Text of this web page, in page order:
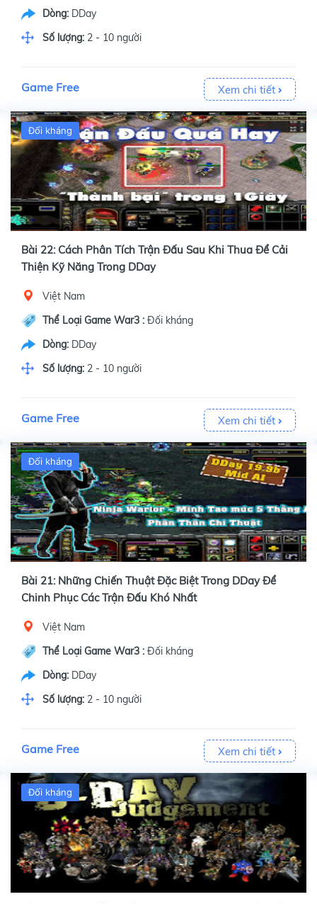
Dòng: DDay
Số lượng: 2 - 10 người
Game Free Xem chi tiết
Đối kháng
Bài 22: Cách Phân Tích Trận Đấu Sau Khi Thua Để Cải
Thiện Kỹ Năng Trong DDay
Việt Nam
Thể Loại Game War3 : Đối kháng
Dòng: DDay
Số lượng: 2 - 10 người
Game Free Xem chi tiết
Đối kháng
Bài 21: Những Chiến Thuật Đặc Biệt Trong DDay Để
Chinh Phục Các Trận Đấu Khó Nhất
Việt Nam
Thể Loại Game War3 : Đối kháng
Dòng: DDay
Số lượng: 2 - 10 người
Game Free Xem chi tiết
Đối kháng